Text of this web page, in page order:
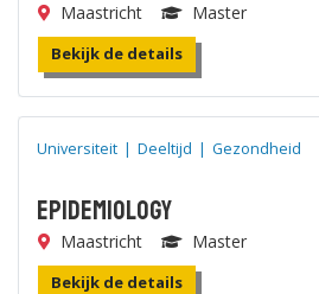
Maastricht Master
Bekijk de details
Universiteit | Deeltijd | Gezondheid
Epidemiology
Maastricht Master
Bekijk de details